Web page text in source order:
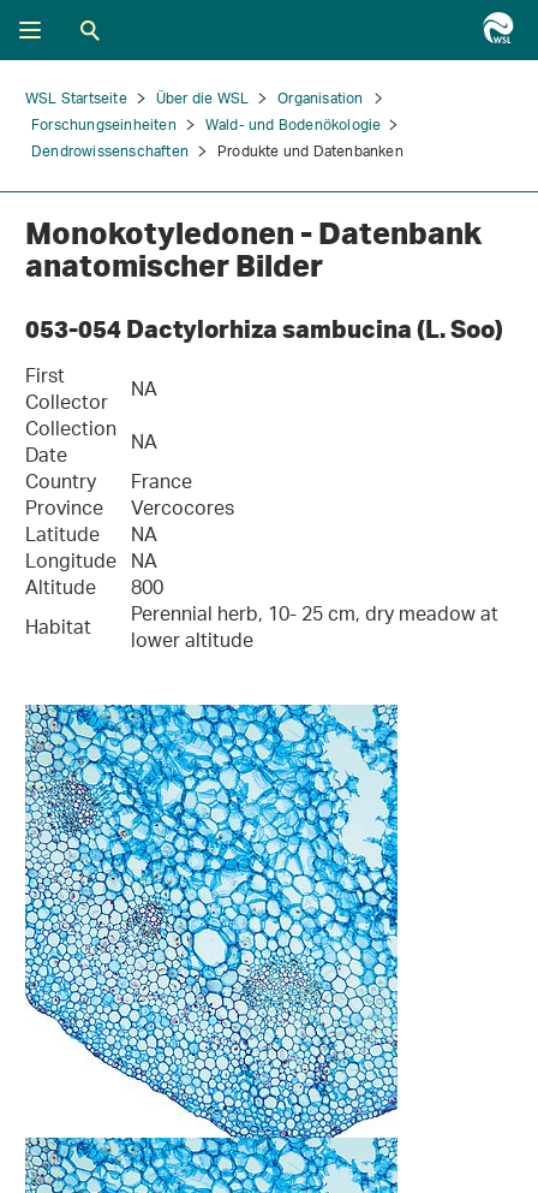
WSL Startseite Über die WSL
Organisation
Forschungseinheiten
Wald- und Bodenökologie
Dendrowissenschaften
Produkte und Datenbanken
Monokotyledonen - Datenbank
anatomischer Bilder
053-054 Dactylorhiza sambucina (L. Soo)
First
Collector
NA
Collection
Date
NA
Country
France
Province Vercocores
Latitude NA
Longitude NA
Altitude
800
Habitat
Perennial herb, 10- 25 cm, dry meadow at
lower altitude